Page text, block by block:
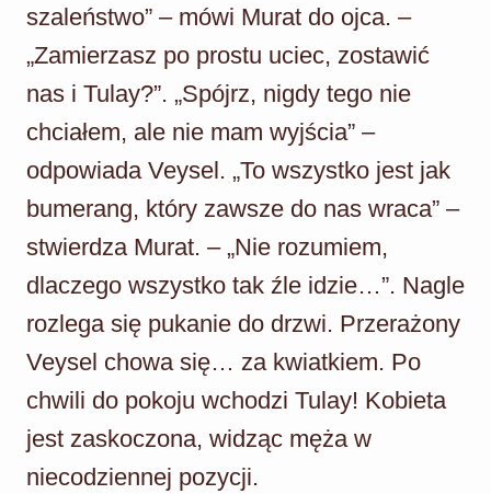
szaleństwo” – mówi Murat do ojca. –
„Zamierzasz po prostu uciec, zostawić
nas i Tulay?”. „Spójrz, nigdy tego nie
chciałem, ale nie mam wyjścia” –
odpowiada Veysel. „To wszystko jest jak
bumerang, który zawsze do nas wraca” –
stwierdza Murat. – „Nie rozumiem,
dlaczego wszystko tak źle idzie…”. Nagle
rozlega się pukanie do drzwi. Przerażony
Veysel chowa się… za kwiatkiem. Po
chwili do pokoju wchodzi Tulay! Kobieta
jest zaskoczona, widząc męża w
niecodziennej pozycji.